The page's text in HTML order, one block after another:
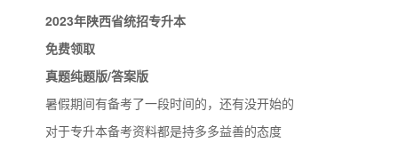
2023年陕西省统招专升本
免费领取
真题纯题版/答案版
暑假期间有备考了一段时间的，还有没开始的
对于专升本备考资料都是持多多益善的态度